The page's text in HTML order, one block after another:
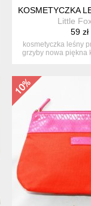
KOSMETYCZKA
Little
59 zł
kosmetyczka leśny
grzyby nowa piękna